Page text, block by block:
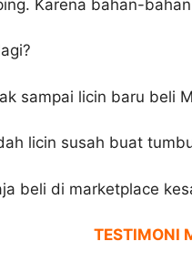
Karena bahan-
sampai licin baru beli
licin susah buat
beli di marketplace
TESTIMONI